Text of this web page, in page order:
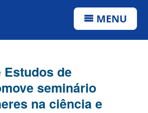
MENU
de
seminário
na ciência e